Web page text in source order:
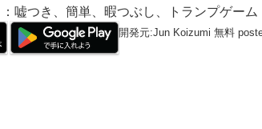
：嘘つき、簡単、暇つぶし、トランプゲーム
開発元:Jun Koizumi 無料